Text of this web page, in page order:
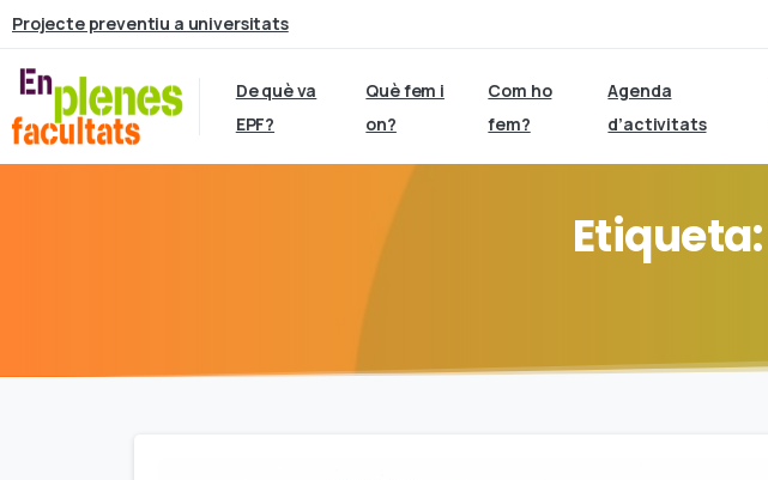
Projecte preventiu a universitats
De què va
EPF?
Què fem i
on?
Com ho
fem?
Agenda
d’activitats
Etiqueta: